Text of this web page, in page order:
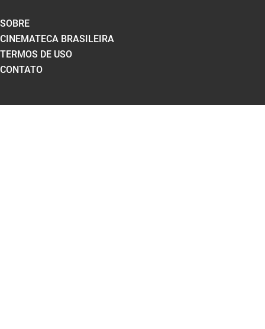
SOBRE
CINEMATECA BRASILEIRA
TERMOS DE USO
CONTATO